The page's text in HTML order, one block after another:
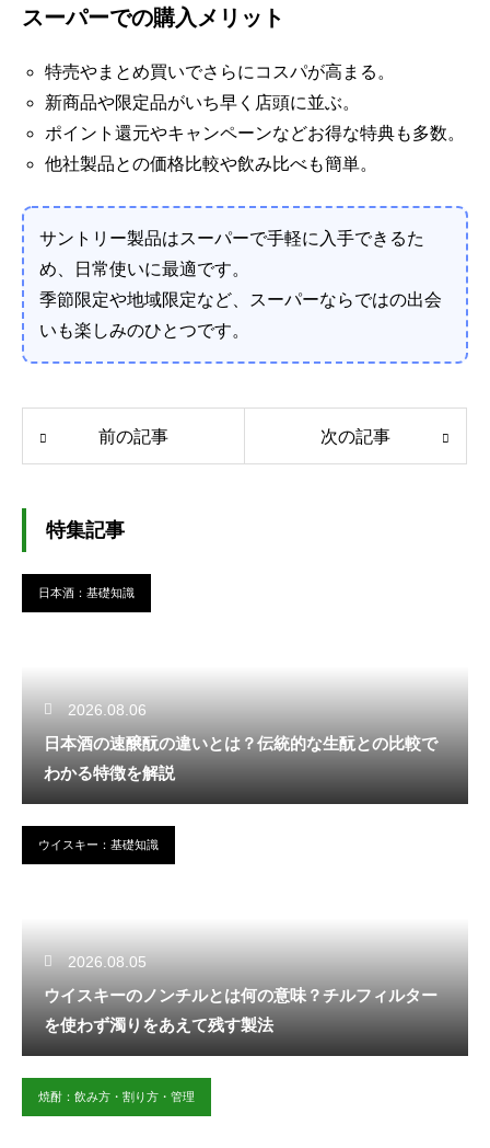
スーパーでの購入メリット
特売やまとめ買いでさらにコスパが高まる。
新商品や限定品がいち早く店頭に並ぶ。
ポイント還元やキャンペーンなどお得な特典も多数。
他社製品との価格比較や飲み比べも簡単。
サントリー製品はスーパーで手軽に入手できるた
め、日常使いに最適です。
季節限定や地域限定など、スーパーならではの出会
いも楽しみのひとつです。
前の記事 次の記事
特集記事
日本酒：基礎知識
2026.08.06
日本酒の速醸酛の違いとは？伝統的な生酛との比較で
わかる特徴を解説
ウイスキー：基礎知識
2026.08.05
ウイスキーのノンチルとは何の意味？チルフィルター
を使わず濁りをあえて残す製法
焼酎：飲み方・割り方・管理